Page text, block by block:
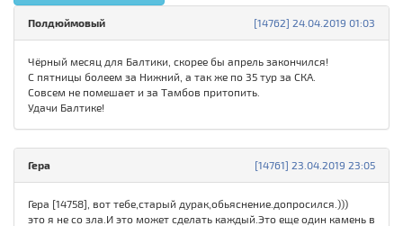
[14762] 24.04.2019 01:03
Полдюймовый
Чёрный месяц для Балтики, скорее бы апрель закончился!
С пятницы болеем за Нижний, а так же по 35 тур за СКА.
Совсем не помешает и за Тамбов притопить.
Удачи Балтике!
[14761] 23.04.2019 23:05
Герa
Гера [14758], вот тебе,старый дурак,обьяснение.допросился.)))
это я не со зла.И это может сделать каждый.Это еще один камень в